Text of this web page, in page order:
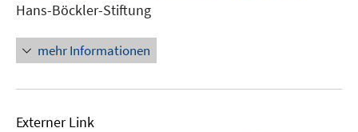
Hans-Böckler-Stiftung
mehr Informationen
Externer Link